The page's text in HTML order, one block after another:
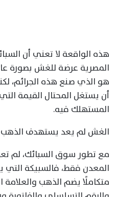
هذه الواقعة لا تعني أن
المصرية عرضة للغش بصورة
هو الذي صنع هذه الجرائم،
أن يستغل المحتال القيمة
المستهلك فيه.
الغش لم يعد يستهدف
مع تطور سوق السبائك، لم
المعدن فقط، فالسبيكة التي
متكاملًا يضم الذهب والعلامة